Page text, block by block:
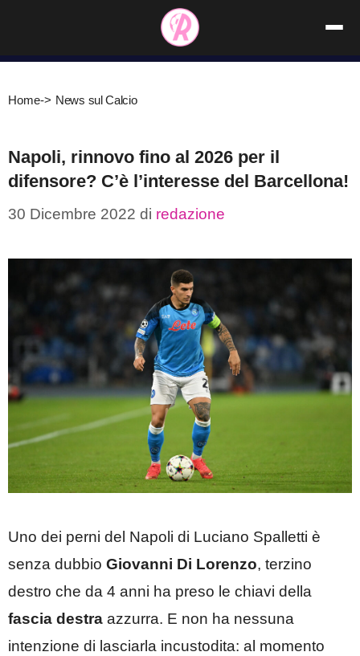
contenuto
Home-> News sul Calcio
Napoli, rinnovo fino al 2026 per il
difensore? C’è l’interesse del Barcellona!
30 Dicembre 2022 di redazione
Uno dei perni del Napoli di Luciano Spalletti è
senza dubbio Giovanni Di Lorenzo, terzino
destro che da 4 anni ha preso le chiavi della
fascia destra azzurra. E non ha nessuna
intenzione di lasciarla incustodita: al momento